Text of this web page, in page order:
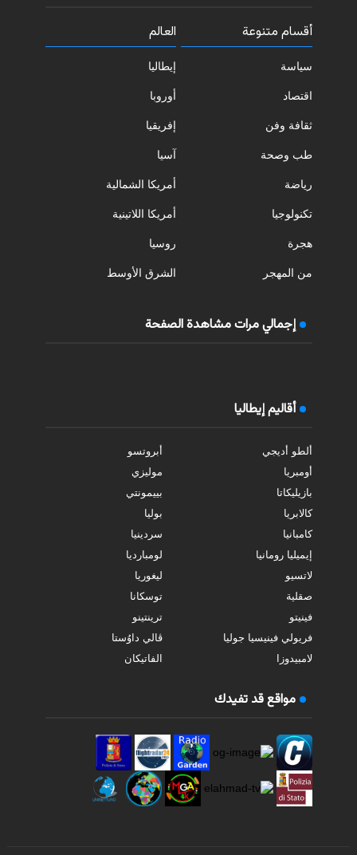
أقسام متنوعة
سياسة
اقتصاد
ثقافة وفن
طب وصحة
رياضة
تكنولوجيا
هجرة
من المهجر
العالم
إيطاليا
أوروبا
إفريقيا
آسيا
أمريكا الشمالية
أمريكا اللاتينية
روسيا
الشرق الأوسط
إجمالي مرات مشاهدة الصفحة
أقاليم إيطاليا
ألطو أديجي
أبروتسو
أومبريا
موليزي
بازيليكاتا
بييمونتي
كالابريا
بوليا
كامبانيا
سردينيا
إيميليا رومانيا
لومبارديا
لاتسيو
ليغوريا
صقلية
توسكانا
فينيتو
ترينتينو
فريولي فينيسيا جوليا
ڤالي داوُستا
لامبيدوزا
الفاتيكان
مواقع قد تفيدك